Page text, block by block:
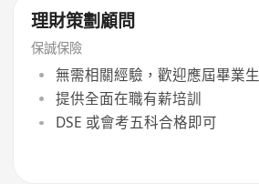
理財策劃顧問
保誠保險
無需相關經驗，歡迎應屆畢業生
提供全面在職有薪培訓
DSE 或會考五科合格即可